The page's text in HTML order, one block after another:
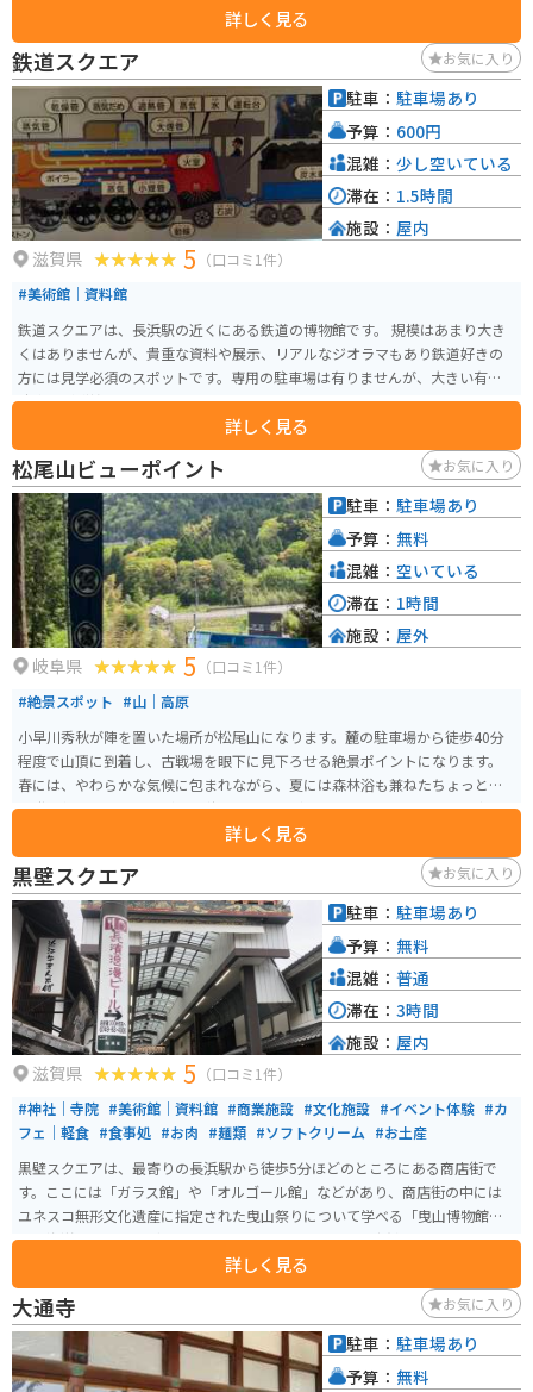
花見の遊覧船も楽しめます。きれいな琵琶湖をみることができます。 アクセ
スはJR北陸本線「長浜駅」から徒歩約10分、北陸自動車道長浜ICから車で約1
5分と便利です。周辺には豊臣秀吉が築城した長浜城や黒壁スクエアなどの観
光スポットがあるので併せて訪れると良いです。無料駐車場がありますが、
観光シーズンは駐車場がすぐに一杯になります。一応近くに有料もあります。
詳しく見る
鉄道スクエア お気に入り
滋賀県 5 （口コミ1件）
#美術館｜資料館
鉄道スクエアは、長浜駅の近くにある鉄道の博物館です。 規模はあまり大き
くはありませんが、貴重な資料や展示、リアルなジオラマもあり鉄道好きの
方には見学必須のスポットです。専用の駐車場は有りませんが、大きい有料
駐車場が隣接しています。
詳しく見る
駐車： 駐車場あり
予算： 600円
混雑： 少し空いている
滞在： 1.5時間
施設： 屋内
松尾山ビューポイント お気に入り
岐阜県 5 （口コミ1件）
#絶景スポット #山｜高原
小早川秀秋が陣を置いた場所が松尾山になります。麓の駐車場から徒歩40分
程度で山頂に到着し、古戦場を眼下に見下ろせる絶景ポイントになります。
春には、やわらかな気候に包まれながら、夏には森林浴も兼ねたちょっとし
た登山気分を味わいながら、秋であれば色づいた木々とさわやかな風の中、
ハイキングができます。冬には、雪化粧をした関ケ原古戦場を一望できます。
四季折々の風景を、関ケ原の中で最も深く感じることのできる場所です。
詳しく見る
駐車： 駐車場あり
予算： 無料
混雑： 空いている
滞在： 1時間
施設： 屋外
黒壁スクエア お気に入り
滋賀県 5 （口コミ1件）
#神社｜寺院 #美術館｜資料館 #商業施設 #文化施設 #イベント体験 #カ
フェ｜軽食 #食事処 #お肉 #麺類 #ソフトクリーム #お土産
黒壁スクエアは、最寄りの長浜駅から徒歩5分ほどのところにある商店街で
す。ここには「ガラス館」や「オルゴール館」などがあり、商店街の中には
ユネスコ無形文化遺産に指定された曳山祭りについて学べる「曳山博物館」
や「海洋堂」のフィギュアミュージカルもあります。 長浜名物ののっぺいう
どんや鯖そうめん、近江牛などが食べられるお店もあり、写真映えする食べ
歩きスイーツ店なども多くあるため、幅広い年齢層が楽しめます。
詳しく見る
駐車： 駐車場あり
予算： 無料
混雑： 普通
滞在： 3時間
施設： 屋内
大通寺 お気に入り
駐車： 駐車場あり
予算： 無料